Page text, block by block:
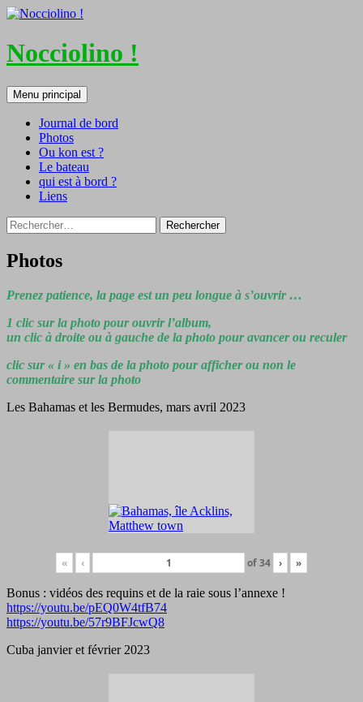
Nocciolino !
Recherche
Menu principal
Aller
au
contenu
Journal de bord
Photos
Ou kon est ?
Le bateau
qui est à bord ?
Liens
Rechercher :
Photos
Prenez patience, la page est un peu longue à s’ouvrir …
1 clic sur la photo pour ouvrir l’album,
un clic à droite ou à gauche de la photo pour avancer ou reculer
clic sur « i » en bas de la photo pour afficher ou non le
commentaire sur la photo
Les Bahamas et les Bermudes, mars avril 2023
« ‹ of34 › »
Bonus : vidéos des requins et de la raie sous l’annexe !
https://youtu.be/pEQ0W4tfB74
https://youtu.be/57r9BFJcwQ8
Cuba janvier et février 2023